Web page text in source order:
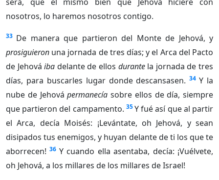
nosotros, lo haremos nosotros contigo.
33 De manera que partieron del Monte de Jehová, y
prosiguieron una jornada de tres días; y el Arca del Pacto
de Jehováiba delante de ellos durantela jornada de tres
días, para buscarles lugar donde descansasen. 34 Y la
nube de Jehovápermanecía sobre ellos de día, siempre
que partieron del campamento. 35Y fué así que al partir
el Arca, decía Moisés: ¡Levántate, oh Jehová, y sean
disipados tus enemigos, y huyan delante de ti los que te
aborrecen! 36 Y cuando ella asentaba, decía: ¡Vuélvete,
oh Jehová, a los millares de los millares de Israel!